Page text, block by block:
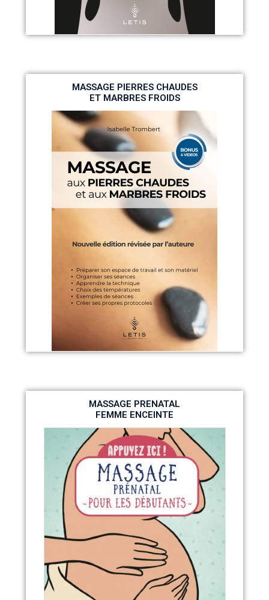
MASSAGE PIERRES CHAUDES
ET MARBRES FROIDS
MASSAGE PRENATAL
FEMME ENCEINTE